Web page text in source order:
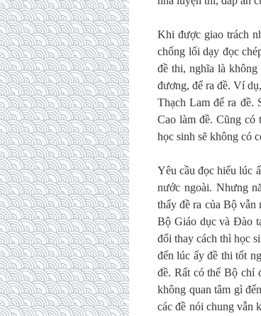
Khi được giao trách
chống lối dạy đọc
đề thi, nghĩa là
đương, để ra đề. Ví
Thạch Lam để ra đề.
Cao làm đề. Cũng có
học sinh sẽ không có
Yêu cầu đọc hiểu lúc
nước ngoài. Nhưng
thấy đề ra của Bộ
Bộ Giáo dục và Đào
đổi thay cách thì học
đến lúc ấy đề thi tốt
đề. Rất có thể Bộ chỉ
không quan tâm gì
các đề nói chung vẫn